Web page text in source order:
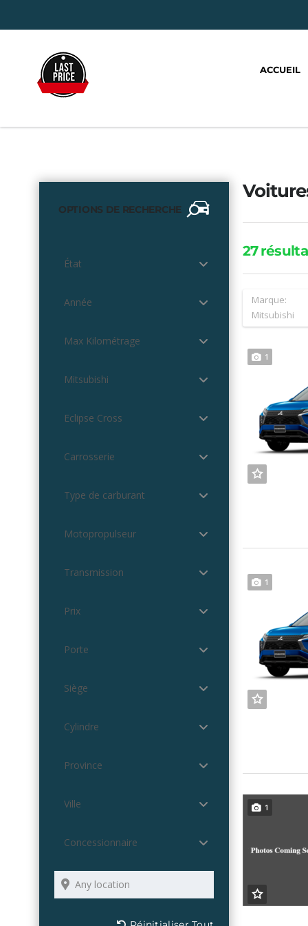
ACCUEIL
OPTIONS DE RECHERCHE
État
Année
Max Kilométrage
Mitsubishi
Eclipse Cross
Carrosserie
Type de carburant
Motopropulseur
Transmission
Prix
Porte
Siège
Cylindre
Province
Ville
Concessionnaire
27
Marque:
Mitsubishi
1
1
1